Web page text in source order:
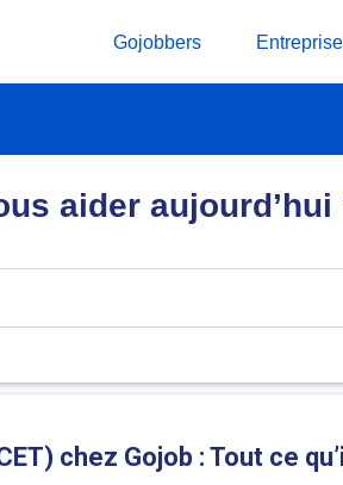
Gojobbers
aider aujourd’hui
chez Gojob : Tout ce